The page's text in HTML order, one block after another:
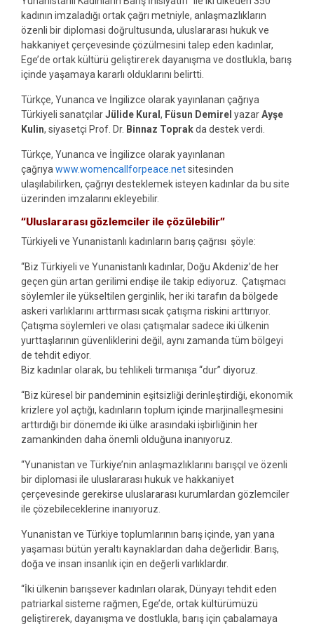
kadının imzaladığı ortak çağrı metniyle, anlaşmazlıkların
özenli bir diplomasi doğrultusunda, uluslararası hukuk ve
hakkaniyet çerçevesinde çözülmesini talep eden kadınlar,
Ege’de ortak kültürü geliştirerek dayanışma ve dostlukla, barış
içinde yaşamaya kararlı olduklarını belirtti.
Türkçe, Yunanca ve İngilizce olarak yayınlanan çağrıya
Türkiyeli sanatçılarJülide Kural , Füsun Demirel yazarAyşe
Kulin, siyasetçi Prof. Dr. Binnaz Toprakda destek verdi.
Türkçe, Yunanca ve İngilizce olarak yayınlanan
çağrıyawww.womencallforpeace.netsitesinden
ulaşılabilirken, çağrıyı desteklemek isteyen kadınlar da bu site
üzerinden imzalarını ekleyebilir.
“Uluslararası gözlemciler ile çözülebilir”
Türkiyeli ve Yunanistanlı kadınların barış çağrısı şöyle:
“Biz Türkiyeli ve Yunanistanlı kadınlar, Doğu Akdeniz’de her
geçen gün artan gerilimi endişe ile takip ediyoruz. Çatışmacı
söylemler ile yükseltilen gerginlik, her iki tarafın da bölgede
askeri varlıklarını arttırması sıcak çatışma riskini arttırıyor.
Çatışma söylemleri ve olası çatışmalar sadece iki ülkenin
yurttaşlarının güvenliklerini değil, aynı zamanda tüm bölgeyi
de tehdit ediyor.
Biz kadınlar olarak, bu tehlikeli tırmanışa “dur” diyoruz.
“Biz küresel bir pandeminin eşitsizliği derinleştirdiği, ekonomik
krizlere yol açtığı, kadınların toplum içinde marjinalleşmesini
arttırdığı bir dönemde iki ülke arasındaki işbirliğinin her
zamankinden daha önemli olduğuna inanıyoruz.
“Yunanistan ve Türkiye’nin anlaşmazlıklarını barışçıl ve özenli
bir diplomasi ile uluslararası hukuk ve hakkaniyet
çerçevesinde gerekirse uluslararası kurumlardan gözlemciler
ile çözebileceklerine inanıyoruz.
Yunanistan ve Türkiye toplumlarının barış içinde, yan yana
yaşaması bütün yeraltı kaynaklardan daha değerlidir. Barış,
doğa ve insan insanlık için en değerli varlıklardır.
“İki ülkenin barışsever kadınları olarak, Dünyayı tehdit eden
patriarkal sisteme rağmen, Ege’de, ortak kültürümüzü
geliştirerek, dayanışma ve dostlukla, barış için çabalamaya